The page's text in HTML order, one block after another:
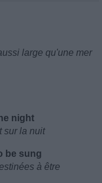
large qu'une mer
night
sur la nuit
be sung
à être